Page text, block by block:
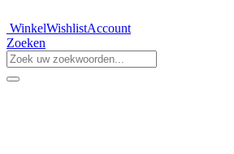
WinkelWishlistAccount
Zoeken